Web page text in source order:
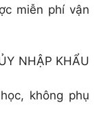
miễn phí vận
NHẬP KHẨU
không phụ